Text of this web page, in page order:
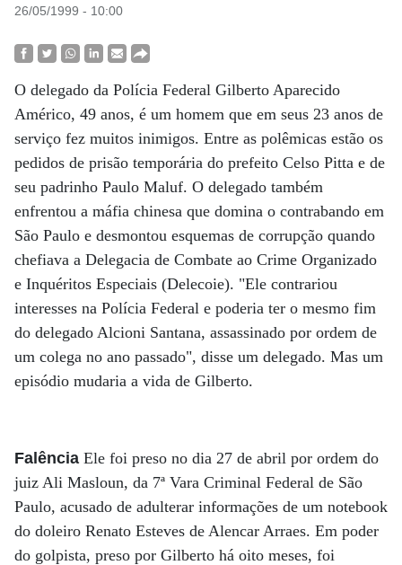
26/05/1999 - 10:00
O delegado da Polícia Federal Gilberto Aparecido
Américo, 49 anos, é um homem que em seus 23 anos de
serviço fez muitos inimigos. Entre as polêmicas estão os
pedidos de prisão temporária do prefeito Celso Pitta e de
seu padrinho Paulo Maluf. O delegado também
enfrentou a máfia chinesa que domina o contrabando em
São Paulo e desmontou esquemas de corrupção quando
chefiava a Delegacia de Combate ao Crime Organizado
e Inquéritos Especiais (Delecoie). "Ele contrariou
interesses na Polícia Federal e poderia ter o mesmo fim
do delegado Alcioni Santana, assassinado por ordem de
um colega no ano passado", disse um delegado. Mas um
episódio mudaria a vida de Gilberto.
Falência Ele foi preso no dia 27 de abril por ordem do
juiz Ali Masloun, da 7ª Vara Criminal Federal de São
Paulo, acusado de adulterar informações de um notebook
do doleiro Renato Esteves de Alencar Arraes. Em poder
do golpista, preso por Gilberto há oito meses, foi